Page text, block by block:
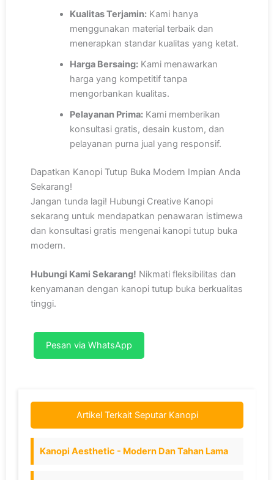
Kualitas Terjamin:Kami hanya
menggunakan material terbaik dan
menerapkan standar kualitas yang ketat.
Harga Bersaing:Kami menawarkan
harga yang kompetitif tanpa
mengorbankan kualitas.
Pelayanan Prima:Kami memberikan
konsultasi gratis, desain kustom, dan
pelayanan purna jual yang responsif.
Dapatkan Kanopi Tutup Buka Modern Impian Anda
Sekarang!
Jangan tunda lagi! Hubungi Creative Kanopi
sekarang untuk mendapatkan penawaran istimewa
dan konsultasi gratis mengenai kanopi tutup buka
modern.
Hubungi Kami Sekarang! Nikmati fleksibilitas dan
kenyamanan dengan kanopi tutup buka berkualitas
tinggi.
Pesan via WhatsApp
Artikel Terkait Seputar Kanopi
Kanopi Aesthetic - Modern Dan Tahan Lama